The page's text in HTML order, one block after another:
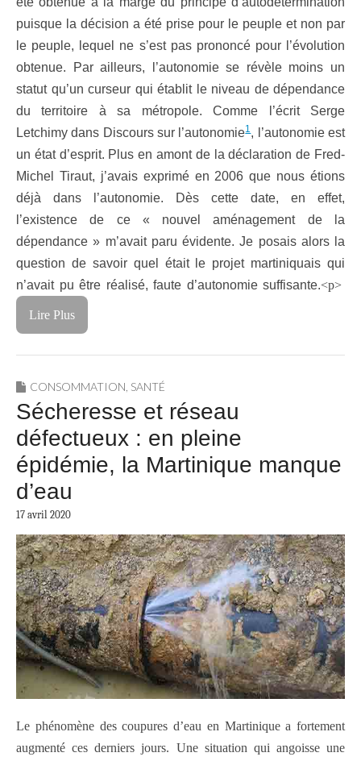
puisque la décision a été prise pour le peuple et non par
le peuple, lequel ne s’est pas prononcé pour l’évolution
obtenue. Par ailleurs, l’autonomie se révèle moins un
statut qu’un curseur qui établit le niveau de dépendance
du territoire à sa métropole. Comme l’écrit Serge
Letchimy dans Discours sur l’autonomie1, l’autonomie est
un état d’esprit. Plus en amont de la déclaration de Fred-
Michel Tiraut, j’avais exprimé en 2006 que nous étions
déjà dans l’autonomie. Dès cette date, en effet,
l’existence de ce « nouvel aménagement de la
dépendance » m’avait paru évidente. Je posais alors la
question de savoir quel était le projet martiniquais qui
n’avait pu être réalisé, faute d’autonomie suffisante.<p>
Lire Plus
CONSOMMATION SANTÉ
Sécheresse et réseau
défectueux : en pleine
épidémie, la Martinique manque
d’eau
17 avril 2020
Le phénomène des coupures d’eau en Martinique a fortement
augmenté ces derniers jours. Une situation qui angoisse une